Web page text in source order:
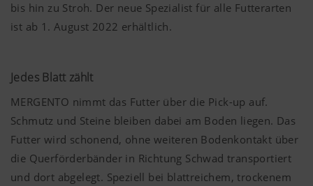
bis hin zu Stroh. Der neue Spezialist für alle Futterarten
ist ab 1. August 2022 erhältlich.
Jedes Blatt zählt
MERGENTO nimmt das Futter über die Pick-up auf.
Schmutz und Steine bleiben dabei am Boden liegen. Das
Futter wird schonend, ohne weiteren Bodenkontakt über
die Querförderbänder in Richtung Schwad transportiert
und dort abgelegt. Speziell bei blattreichem, trockenem